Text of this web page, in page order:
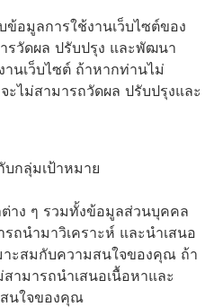
ข้อมูลการใช้งานเว็บไซต์ของ
รวัดผล ปรับปรุง และพัฒนา
นเว็บไซต์ ถ้าหากท่านไม่
ะไม่สามารถวัดผล ปรับปรุงและ
บกลุ่มเป้าหมาย
าง ๆ รวมทั้งข้อมูลส่วนบุคคล
ถนำมาวิเคราะห์ และนำเสนอ
าะสมกับความสนใจของคุณ ถ้า
ามารถนำเสนอเนื้อหาและ
นใจของคุณ